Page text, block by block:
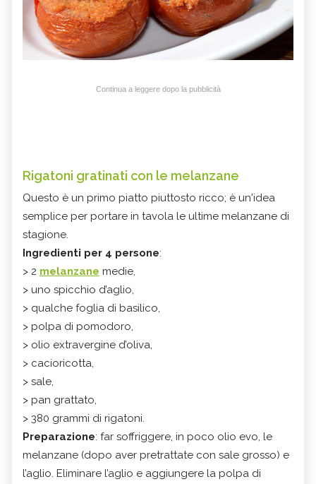
Continua a leggere dopo la pubblicità
Rigatoni gratinati con le melanzane
Questo è un primo piatto piuttosto ricco; è un'idea
semplice per portare in tavola le ultime melanzane di
stagione.
Ingredienti per 4 persone:
> 2 melanzane medie,
> uno spicchio d’aglio,
> qualche foglia di basilico,
> polpa di pomodoro,
> olio extravergine d’oliva,
> cacioricotta,
> sale,
> pan grattato,
> 380 grammi di rigatoni.
Preparazione: far soffriggere, in poco olio evo, le
melanzane (dopo aver pretrattate con sale grosso) e
l’aglio. Eliminare l’aglio e aggiungere la polpa di